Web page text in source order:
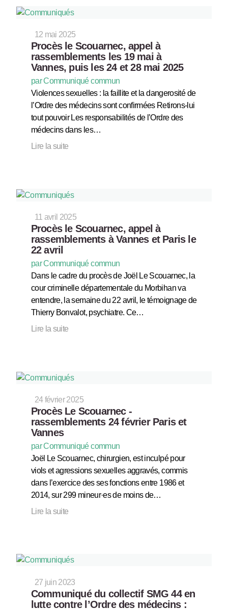
12 mai 2025
Procès le Scouarnec, appel à
rassemblements les 19 mai à
Vannes, puis les 24 et 28 mai 2025
par Communiqué commun
Violences sexuelles : la faillite et la dangerosité de
l’Ordre des médecins sont confirmées Retirons-lui
tout pouvoir Les responsabilités de l’Ordre des
médecins dans les…
Lire la suite
11 avril 2025
Procès le Scouarnec, appel à
rassemblements à Vannes et Paris le
22 avril
par Communiqué commun
Dans le cadre du procès de Joël Le Scouarnec, la
cour criminelle départementale du Morbihan va
entendre, la semaine du 22 avril, le témoignage de
Thierry Bonvalot, psychiatre. Ce…
Lire la suite
24 février 2025
Procès Le Scouarnec -
rassemblements 24 février Paris et
Vannes
par Communiqué commun
Joël Le Scouarnec, chirurgien, est inculpé pour
viols et agressions sexuelles aggravés, commis
dans l’exercice des ses fonctions entre 1986 et
2014, sur 299 mineur·es de moins de…
Lire la suite
27 juin 2023
Communiqué du collectif SMG 44 en
lutte contre l’Ordre des médecins :